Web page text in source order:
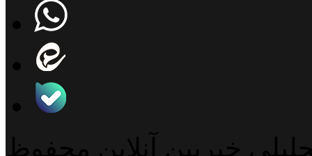
خبربین آنلاین محفوظ